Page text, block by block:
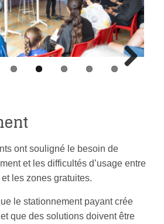
ont souligné le besoin de
et les difficultés d’usage entre
les zones gratuites.
le stationnement payant crée
que des solutions doivent être